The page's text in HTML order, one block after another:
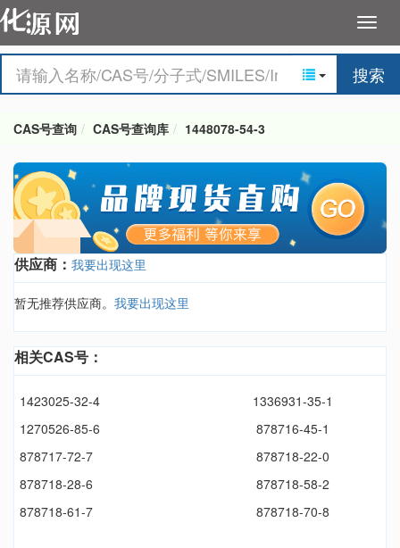
搜索
CAS号查询 CAS号查询库 1448078-54-3
供应商： 我要出现这里
暂无推荐供应商。 我要出现这里
相关CAS号：
1423025-32-4
1336931-35-1
1270526-85-6
878716-45-1
878717-72-7
878718-22-0
878718-28-6
878718-58-2
878718-61-7
878718-70-8